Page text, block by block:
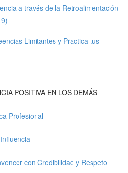
a través de la Retroalimentación
Limitantes y Practica tus
POSITIVA EN LOS DEMÁS
Profesional
con Credibilidad y Respeto